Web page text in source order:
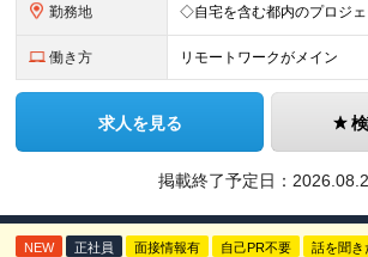
勤務地
働き方 リモートワークがメイン
求人を見る
掲載終了予定日：
NEW 正社員 面接情報有 自己PR不要 話を聞き